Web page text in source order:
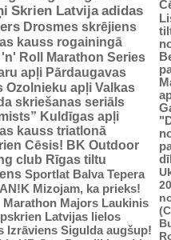
Skrien Latvija adidas
Drosmes skrējiens
kauss rogainingā
Roll Marathon Series
apļi Pārdaugavas
Ozolnieku apļi Valkas
skriešanas seriāls
Kuldīgas apļi
kauss triatlonā
Cēsis! BK Outdoor
club Rīgas tiltu
Sportlat Balva Tepera
AN!K Mizojam, ka prieks!
Marathon Majors Laukinis
Latvijas lielos
Izrāviens Sigulda augšup!